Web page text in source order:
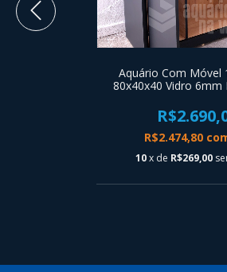
Aquário Com Móvel
80x40x40 Vidro 6mm
R$2.474,80
10 x de R$269,00